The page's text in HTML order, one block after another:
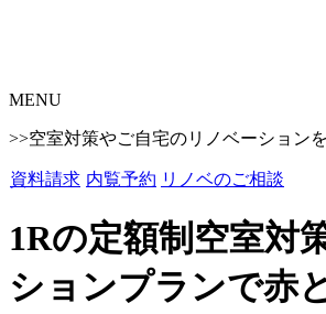
MENU
>>空室対策やご自宅のリノベーション
資料請求 内覧予約 リノベのご相談
1Rの定額制空室対
ションプランで赤